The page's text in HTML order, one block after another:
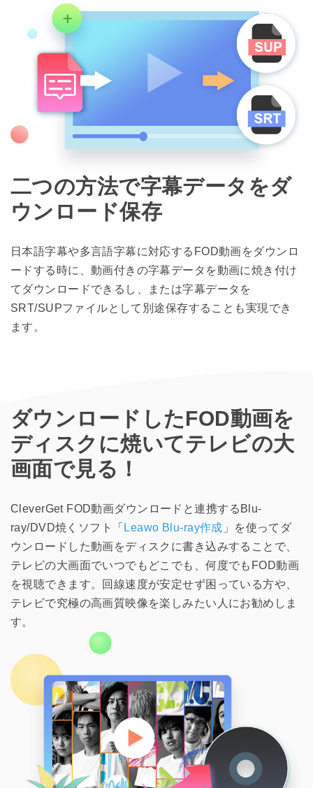
二つの方法で字幕データをダ
ウンロード保存
日本語字幕や多言語字幕に対応するFOD動画をダウンロ
ードする時に、動画付きの字幕データを動画に焼き付け
てダウンロードできるし、または字幕データを
SRT/SUPファイルとして別途保存することも実現でき
ます。
ダウンロードしたFOD動画を
ディスクに焼いてテレビの大
画面で見る！
CleverGet FOD動画ダウンロードと連携するBlu-
ray/DVD焼くソフト「 Leawo Blu-ray作成 」を使ってダ
ウンロードした動画をディスクに書き込みすることで、
テレビの大画面でいつでもどこでも、何度でもFOD動画
を視聴できます。回線速度が安定せず困っている方や、
テレビで究極の高画質映像を楽しみたい人にお勧めしま
す。